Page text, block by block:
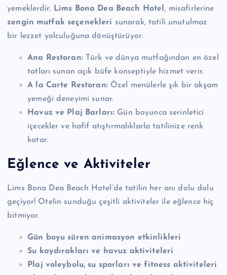
yemeklerdir.
Lims Bona Dea Beach Hotel , misafirlerine
zengin mutfak seçenekleri sunarak, tatili unutulmaz
bir lezzet yolculuğuna dönüştürüyor.
Ana Restoran:Türk ve dünya mutfağından en özel
tatları sunan açık büfe konseptiyle hizmet verir.
A la Carte Restoran:Özel menülerle şık bir akşam
yemeği deneyimi sunar.
Havuz ve Plaj Barları: Gün boyunca serinletici
içecekler ve hafif atıştırmalıklarla tatilinize renk
katar.
Eğlence ve Aktiviteler
Lims Bona Dea Beach Hotel’de tatilin her anı dolu dolu
geçiyor! Otelin sunduğu çeşitli aktiviteler ile eğlence hiç
bitmiyor.
Gün boyu süren animasyon etkinlikleri
Su kaydırakları ve havuz aktiviteleri
Plaj voleybolu, su sporları ve fitness aktiviteleri